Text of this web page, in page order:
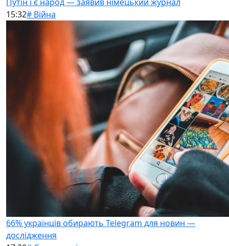
15:32# Війна
66% українців обирають Telegram для новин —
дослідження